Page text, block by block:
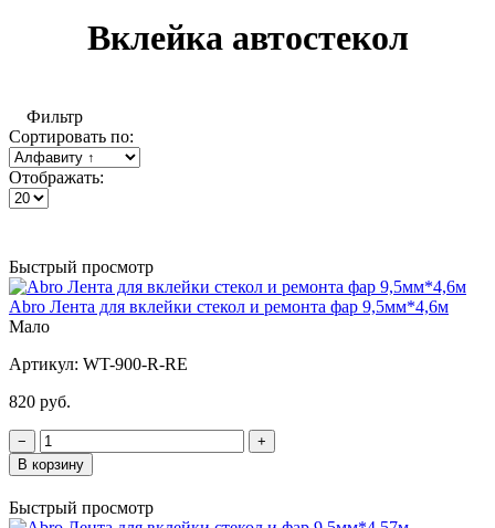
Вклейка автостекол
Фильтр
Сортировать по:
Отображать:
Быстрый просмотр
Abro Лента для вклейки стекол и ремонта фар 9,5мм*4,6м
Мало
Артикул: WT-900-R-RE
820 руб.
−
+
В корзину
Быстрый просмотр